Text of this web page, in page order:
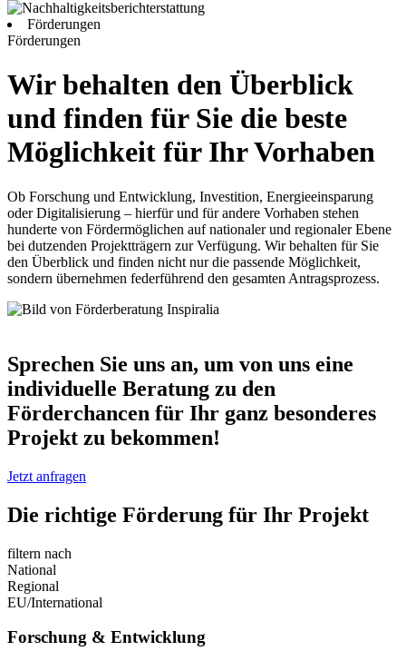
Förderungen
Förderungen
Wir behalten den Überblick
und finden für Sie die beste
Möglichkeit für Ihr Vorhaben
Ob Forschung und Entwicklung, Investition, Energieeinsparung
oder Digitalisierung – hierfür und für andere Vorhaben stehen
hunderte von Fördermöglichen auf nationaler und regionaler Ebene
bei dutzenden Projektträgern zur Verfügung. Wir behalten für Sie
den Überblick und finden nicht nur die passende Möglichkeit,
sondern übernehmen federführend den gesamten Antragsprozess.
Sprechen Sie uns an, um von uns eine
individuelle Beratung zu den
Förderchancen für Ihr ganz besonderes
Projekt zu bekommen!
Jetzt anfragen
Die richtige Förderung für Ihr Projekt
filtern nach
National
Regional
EU/International
Forschung & Entwicklung